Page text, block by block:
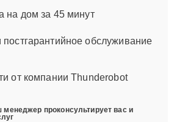
на дом за 45 минут
постгарантийное обслуживание
от компании Thunderobot
менеджер проконсультирует вас и